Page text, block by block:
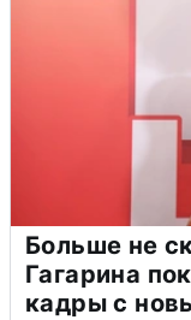
Больше не
Гагарина
кадры с